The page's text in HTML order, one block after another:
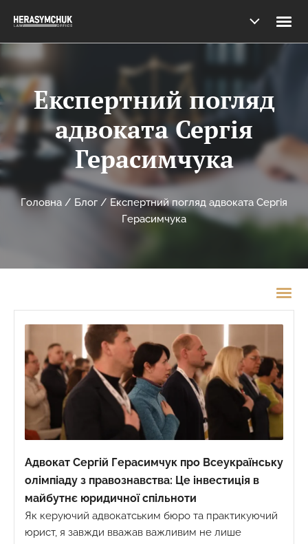
Експертний погляд
адвоката Сергія
Герасимчука
Головна / Блог / Експертний погляд адвоката Сергія
Герасимчука
Aдвокат Сергій Герасимчук про Всеукраїнську
олімпіаду з правознавства: Це інвестиція в
майбутнє юридичної спільноти
Як керуючий адвокатським бюро та практикуючий
юрист, я завжди вважав важливим не лише